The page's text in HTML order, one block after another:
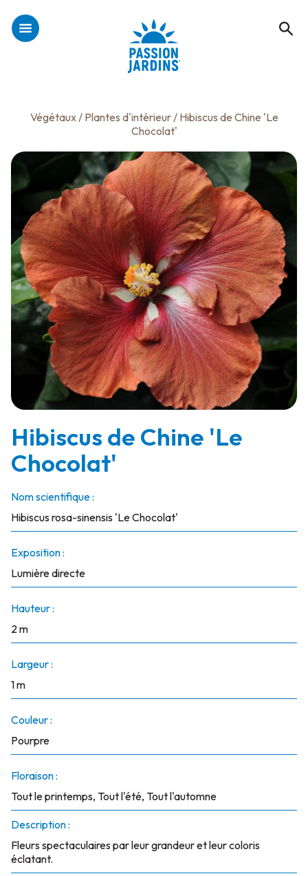
Végétaux/ Plantes d'intérieur/ Hibiscus de Chine 'Le
Chocolat'
Hibiscus de Chine 'Le
Chocolat'
Nom scientifique :
Hibiscus rosa-sinensis 'Le Chocolat'
Exposition :
Lumière directe
Hauteur :
2 m
Largeur :
1 m
Couleur :
Pourpre
Floraison :
Tout le printemps, Tout l'été, Tout l'automne
Description :
Fleurs spectaculaires par leur grandeur et leur coloris
éclatant.